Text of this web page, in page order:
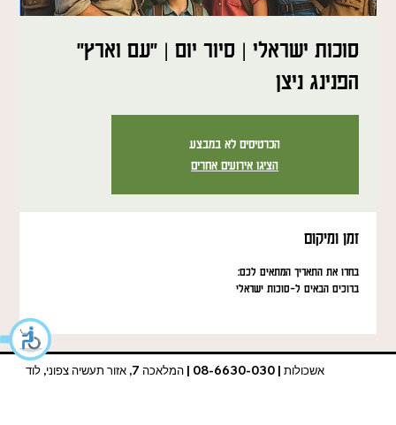
סוכות ישראלי | סיור יום | "עם וארץ"
הפנינג ניצן
הכרטיסים לא במבצע
הציגו אירועים אחרים
זמן ומיקום
בחרו את התאריך המתאים לכם:
ברוכים הבאים ל-סוכות ישראלי
אשכולות | 08-6630-030 | המלאכה 7, אזור תעשיה צפוני, לוד